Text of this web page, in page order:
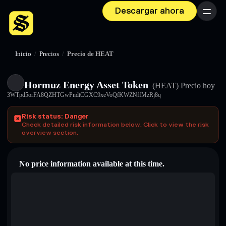
Descargar ahora Menú
Inicio / Precios / Precio de HEAT
Hormuz Energy Asset Token (HEAT) Precio hoy
3WTpd5orFA8QZHTGwPndtCGXC9xeVoQfKWZNffMzRj8q
Risk status: Danger
Check detailed risk information below. Click to view the risk
overview section.
No price information available at this time.